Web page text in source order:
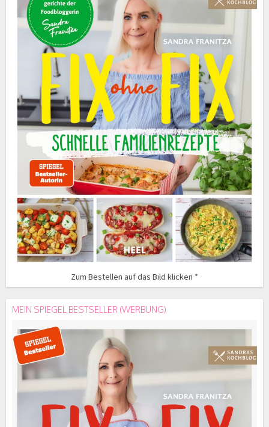
Zum Bestellen auf das Bild klicken *
MEIN SPIEGEL BESTSELLER (WERBUNG)